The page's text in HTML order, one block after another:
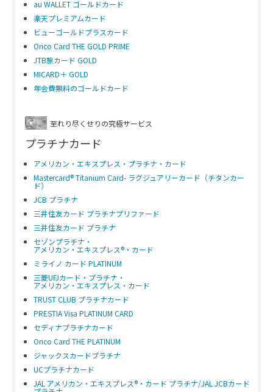
au WALLET ゴールドカード
楽天プレミアムカード
ビューゴールドプラスカード
Orico Card THE GOLD PRIME
JTB旅カード GOLD
MICARD＋ GOLD
年会費無料のゴールドカード
至れり尽くせりの究極サービス
プラチナカード
アメリカン・エキスプレス・プラチナ・カード
Mastercard® Titanium Card- ラグジュアリーカード（チタンカー
ド）
JCB プラチナ
三井住友カード プラチナプリファード
三井住友カード プラチナ
セゾンプラチナ・
アメリカン・エキスプレス®・カード
ミライノ カード PLATINUM
三菱UFJカード・プラチナ・
アメリカン・エキスプレス・カード
TRUST CLUB プラチナカード
PRESTIA Visa PLATINUM CARD
セディナプラチナカード
Orico Card THE PLATINUM
ジャックスカードプラチナ
UCプラチナカード
JAL アメリカン・エキスプレス®・カード プラチナ/JAL JCBカード